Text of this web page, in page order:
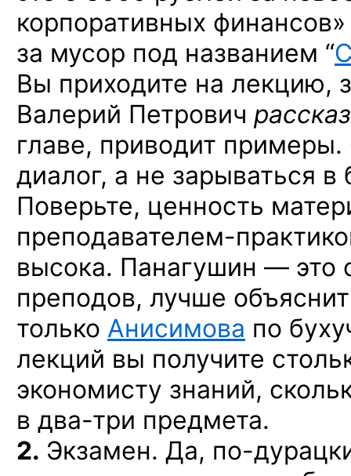
корпоративных
за мусор под названием “
Вы приходите на лекцию,
Валерий Петрович
главе, приводит примеры.
диалог, а не зарываться в
Поверьте, ценность
преподавателем-
высока. Панагушин — это
преподов, лучше
только Анисимова по
лекций вы получите
экономисту знаний,
в два-три предмета.
2. Экзамен. Да, по-